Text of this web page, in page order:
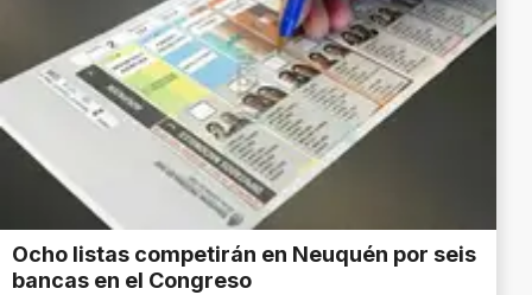
Ocho listas competirán en Neuquén por seis
bancas en el Congreso